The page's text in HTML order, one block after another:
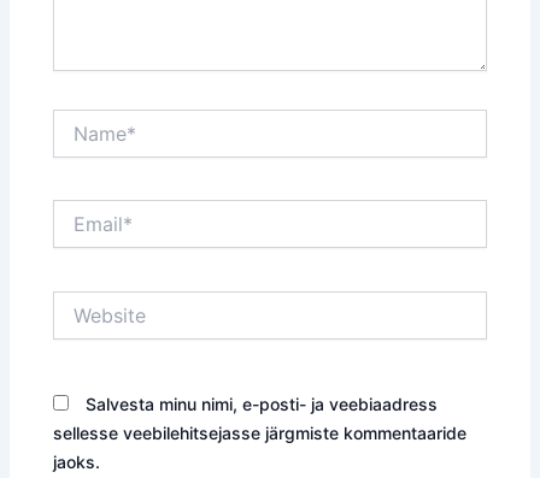
Salvesta minu nimi, e-posti- ja veebiaadress
sellesse veebilehitsejasse järgmiste kommentaaride
jaoks.